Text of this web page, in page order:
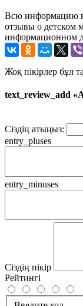
Всю информацию в
отзывы о детском
информационном
Жоқ пікірлер бұл
text_review_add
Сіздің атыңыз:
entry_pluses
entry_minuses
Сіздің пікір
Рейтингі